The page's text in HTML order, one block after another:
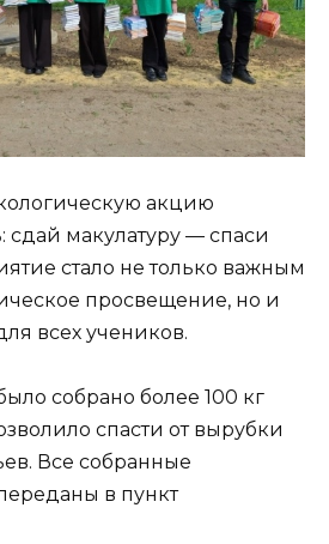
акцию
сдай макулатуру — спаси
стало не только важным
просвещение, но и
всех учеников.
собрано более 100 кг
спасти от вырубки
Все собранные
в пункт